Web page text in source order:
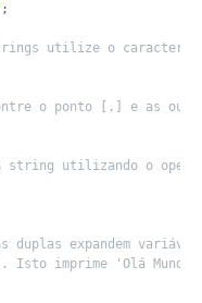
;
utilize o
o ponto [.] e as
string utilizando o
duplas expandem
imprime 'Olá